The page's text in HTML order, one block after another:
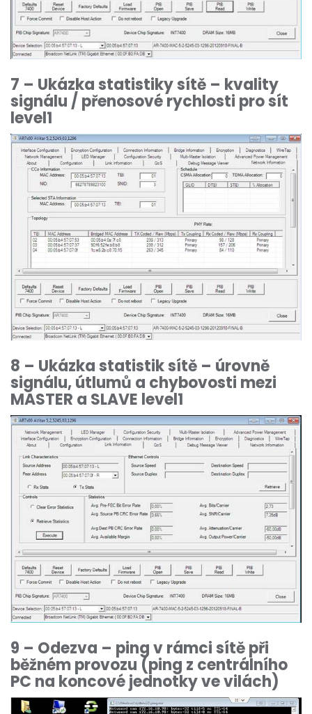
7 – Ukázka statistiky sítě – kvality
signálu / přenosové rychlosti pro sít
level1
8 – Ukázka statistik sítě – úrovně
signálu, útlumů a chybovosti mezi
MASTER a SLAVE level1
9 – Odezva – ping v rámci sítě při
běžném provozu (ping z centrálního
PC na koncové jednotky ve vilách)